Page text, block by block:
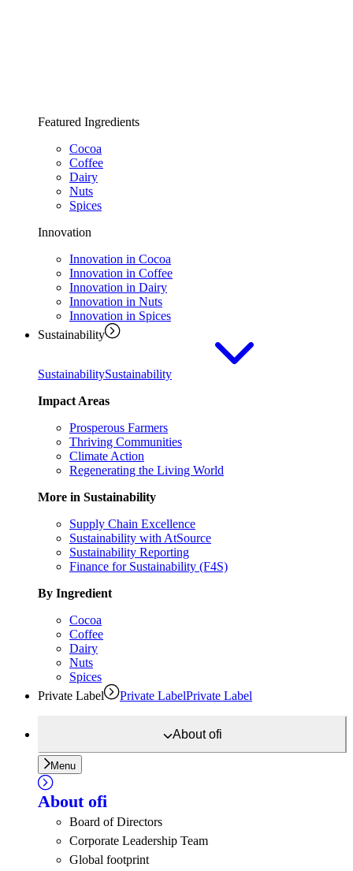
Featured Ingredients
Cocoa
Coffee
Dairy
Nuts
Spices
Innovation
Innovation in Cocoa
Innovation in Coffee
Innovation in Dairy
Innovation in Nuts
Innovation in Spices
Sustainability
SustainabilitySustainability
Impact Areas
Prosperous Farmers
Thriving Communities
Climate Action
Regenerating the Living World
More in Sustainability
Supply Chain Excellence
Sustainability with AtSource
Sustainability Reporting
Finance for Sustainability (F4S)
By Ingredient
Cocoa
Coffee
Dairy
Nuts
Spices
Private Label
Private LabelPrivate Label
Aboutofi
Menu
About ofi
Board of Directors
Corporate Leadership Team
Global footprint